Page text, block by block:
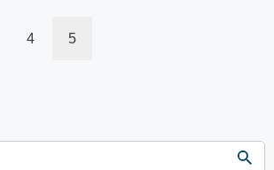
4 5